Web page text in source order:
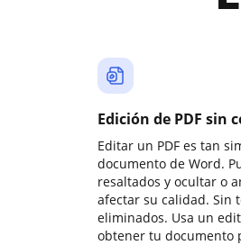
Edición de PDF sin
Editar un PDF es tan
documento de Word.
resaltados y ocultar o
afectar su calidad. Sin
eliminados. Usa un
obtener tu documento